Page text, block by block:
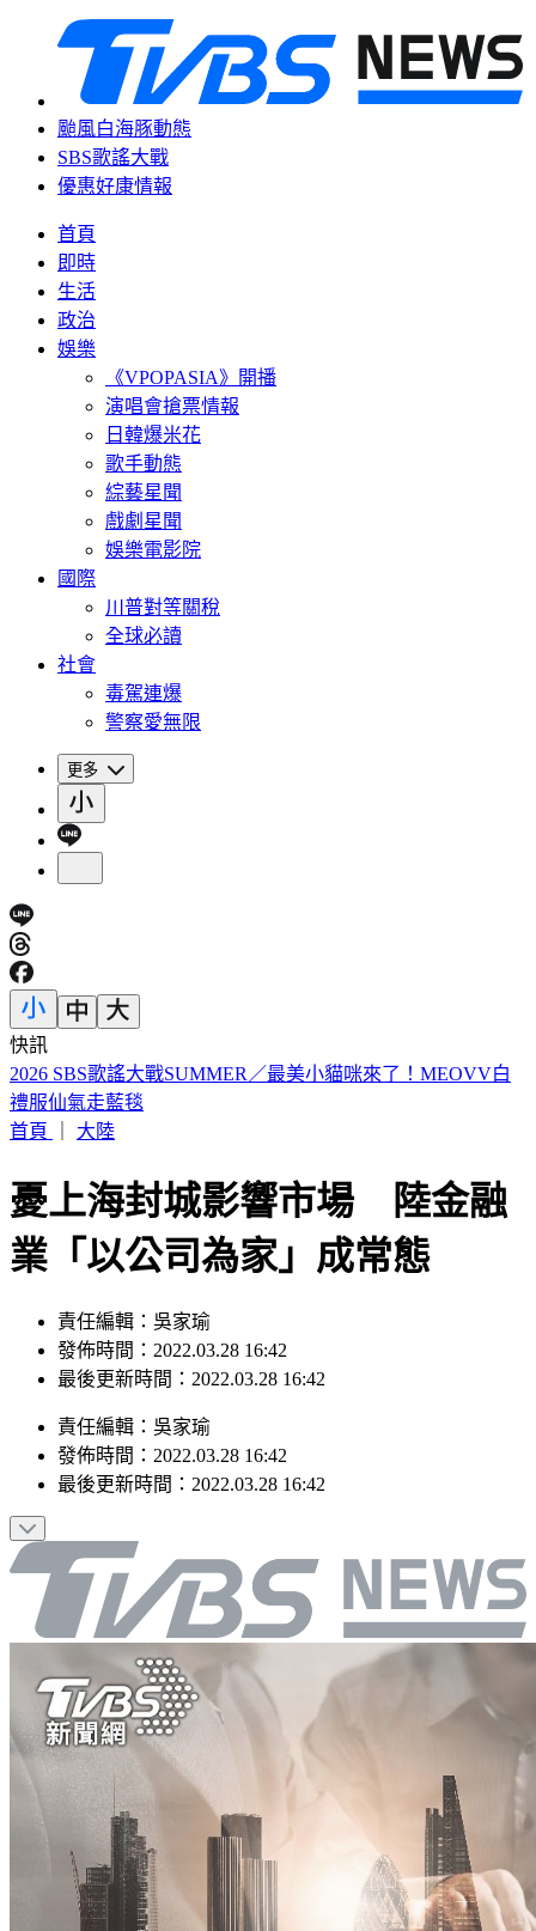
颱風白海豚動態
SBS歌謠大戰
優惠好康情報
首頁
即時
生活
政治
娛樂
《VPOPASIA》開播
演唱會搶票情報
日韓爆米花
歌手動態
綜藝星聞
戲劇星聞
娛樂電影院
國際
川普對等關稅
全球必讀
社會
毒駕連爆
警察愛無限
更多
快訊
山本由伸5.2局零失分！大谷翔平10局超前安 道奇成功終止7
連敗
首頁
大陸
憂上海封城影響市場 陸金融
業「以公司為家」成常態
責任編輯：吳家瑜
發佈時間：2022.03.28 16:42
最後更新時間：2022.03.28 16:42
責任編輯 ： 吳家瑜
發佈時間： 2022.03.28 16:42
最後更新時間： 2022.03.28 16:42